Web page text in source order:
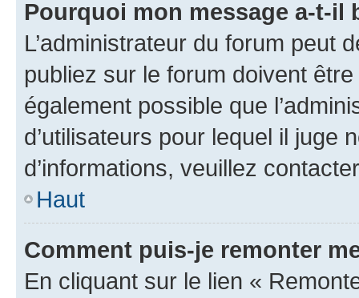
Pourquoi mon message a-t-il
L’administrateur du forum peut
publiez sur le forum doivent
également possible que
d’utilisateurs pour lequel il juge
d’informations, veuillez
Haut
Comment puis-je remonter
En cliquant sur le lien «